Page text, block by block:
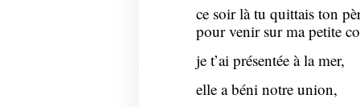
ce soir là tu quittais ton
pour venir sur ma petite
je t’ai présentée à la mer,
elle a béni notre union,